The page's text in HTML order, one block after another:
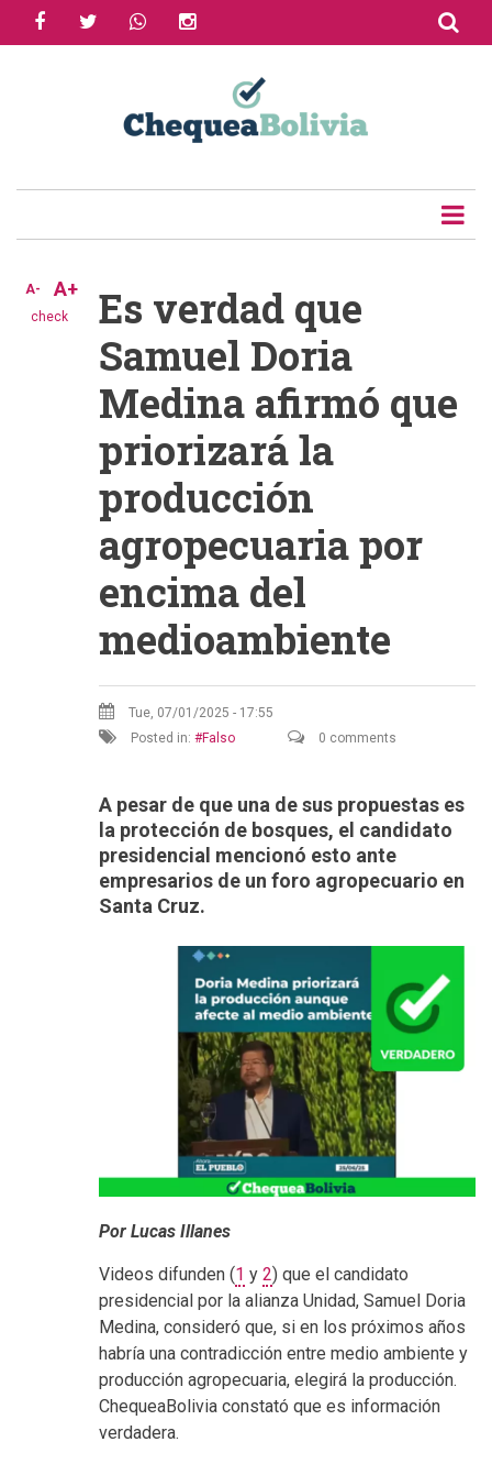
facebooktwitter whatsapp
check
A- A+
Es verdad que
Samuel Doria
Medina afirmó que
priorizará la
producción
agropecuaria por
encima del
medioambiente
Tue, 07/01/2025 - 17:55
Posted in:
Falso 0 comments
A pesar de que una de sus propuestas es
la protección de bosques, el candidato
presidencial mencionó esto ante
empresarios de un foro agropecuario en
Santa Cruz.
Por Lucas Illanes
Videos difunden (1 y 2) que el candidato
presidencial por la alianza Unidad, Samuel Doria
Medina, consideró que, si en los próximos años
habría una contradicción entre medio ambiente y
producción agropecuaria, elegirá la producción.
ChequeaBolivia constató que es información
verdadera.